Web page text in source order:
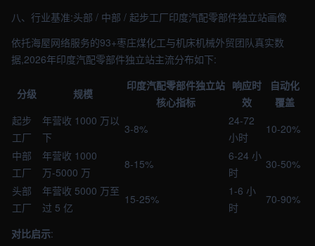
八、行业基准:头部 / 中部 / 起步工厂印度汽配零部件独立站画像
依托海屋网络服务的93+枣庄煤化工与机床机械外贸团队真实数
据,2026年印度汽配零部件独立站主流分布如下:
分级 规模
印度汽配零部件独立站
核心指标
响应时
效
自动化
覆盖
起步
工厂
年营收 1000 万以
下
3-8%
24-72
小时
10-20%
中部
工厂
年营收 1000
万-5000 万
8-15%
6-24 小
时
30-50%
头部
工厂
年营收 5000 万至
过 5 亿
15-25%
1-6 小
时
70-90%
对比启示: